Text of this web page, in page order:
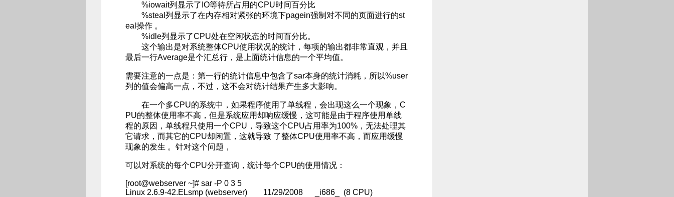
%iowait列显示了IO等待所占用的CPU时间百分比
%steal列显示了在内存相对紧张的环境下pagein强制对不同的页面进行的st
eal操作 。
%idle列显示了CPU处在空闲状态的时间百分比。
这个输出是对系统整体CPU使用状况的统计，每项的输出都非常直观，并且
最后一行Average是个汇总行，是上面统计信息的一个平均值。
需要注意的一点是：第一行的统计信息中包含了sar本身的统计消耗，所以%user
列的值会偏高一点，不过，这不会对统计结果产生多大影响。
在一个多CPU的系统中，如果程序使用了单线程，会出现这么一个现象，C
PU的整体使用率不高，但是系统应用却响应缓慢，这可能是由于程序使用单线
程的原因，单线程只使用一个CPU，导致这个CPU占用率为100%，无法处理其
它请求，而其它的CPU却闲置，这就导致 了整体CPU使用率不高，而应用缓慢
现象的发生 。针对这个问题，
可以对系统的每个CPU分开查询，统计每个CPU的使用情况：
[root@webserver ~]# sar -P 0 3 5
Linux 2.6.9-42.ELsmp (webserver) 11/29/2008 _i686_ (8 CPU)